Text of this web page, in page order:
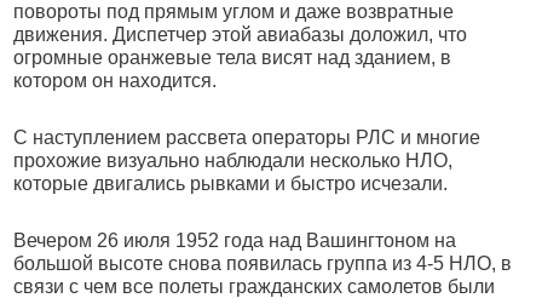
повороты под прямым углом и даже возвратные
движения. Диспетчер этой авиабазы доложил, что
огромные оранжевые тела висят над зданием, в
котором он находится.
С наступлением рассвета операторы РЛС и многие
прохожие визуально наблюдали несколько НЛО,
которые двигались рывками и быстро исчезали.
Вечером 26 июля 1952 года над Вашингтоном на
большой высоте снова появилась группа из 4-5 НЛО, в
связи с чем все полеты гражданских самолетов были